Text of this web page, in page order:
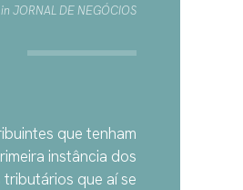
in JORNAL DE NEGÓCIOS
que tenham
instância dos
que aí se